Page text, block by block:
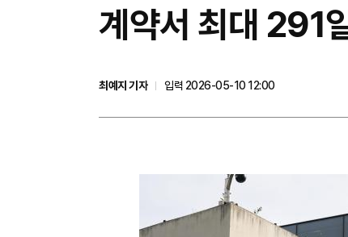
계약서 최대 291
최예지 기자
입력 2026-05-10 12:00